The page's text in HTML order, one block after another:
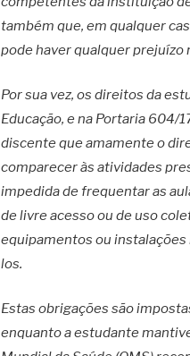
também que, em qualquer
pode haver qualquer prejuízo
Por sua vez, os direitos da
Educação, e na Portaria 604/
discente que amamente o
comparecer às atividades
impedida de frequentar as
de livre acesso ou de uso
equipamentos ou instalações
los.
Estas obrigações são
enquanto a estudante